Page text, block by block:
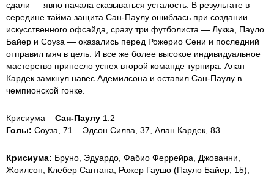
сдали — явно начала сказываться усталость. В результате в
середине тайма защита Сан-Паулу ошиблась при создании
искусственного офсайда, сразу три футболиста — Лукка, Пауло
Байер и Соуза — оказались перед Рожерио Сени и последний
отправил мяч в цель. И все же более высокое индивидуальное
мастерство принесло успех второй команде турнира: Алан
Кардек замкнул навес Адемилсона и оставил Сан-Паулу в
чемпионской гонке.
Крисиума – Сан-Паулу 1:2
Голы: Соуза, 71 – Эдсон Силва, 37, Алан Кардек, 83
Крисиума: Бруно, Эдуардо, Фабио Феррейра, Джованни,
Жоилсон, Клебер Сантана, Рожер Гаушо (Пауло Байер, 15),